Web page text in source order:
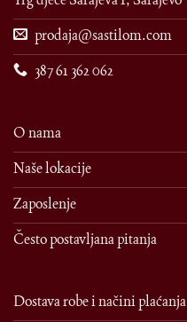
prodaja@sastilom.com
387 61 362 062
O nama
Naše lokacije
Zaposlenje
Često postavljana pitanja
Dostava robe i načini plaćanja